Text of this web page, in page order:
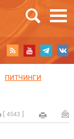
ПИТЧИНГИ
4543